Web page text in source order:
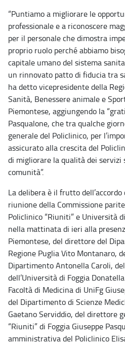
“Puntiamo a migliorare le
professionale e a riconoscere
per il personale che dimostra
proprio ruolo perché abbiamo
capitale umano del sistema
un rinnovato patto di fiducia tra
ha detto vicepresidente della
Sanità, Benessere animale e
Piemontese, aggiungendo la
Pasqualone, che tra qualche
generale del Policlinico, per
assicurato alla crescita del
di migliorare la qualità dei
comunità”.
La delibera è il frutto
riunione della Commissione
Policlinico “Riuniti” e Università
nella mattinata di ieri alla
Piemontese, del direttore del
Regione Puglia Vito Montanaro,
Dipartimento Antonella Caroli,
dell’Università di Foggia
Facoltà di Medicina di UniFg
del Dipartimento di Scienze
Gaetano Serviddio, del direttore
“Riuniti” di Foggia Giuseppe
amministrativa del Policlinico